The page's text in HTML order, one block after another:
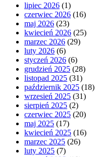
lipiec 2026 (1)
czerwiec 2026 (16)
maj 2026 (23)
kwiecień 2026 (25)
marzec 2026 (29)
luty 2026 (6)
styczeń 2026 (6)
grudzień 2025 (28)
listopad 2025 (31)
październik 2025 (18)
wrzesień 2025 (31)
sierpień 2025 (2)
czerwiec 2025 (20)
maj 2025 (17)
kwiecień 2025 (16)
marzec 2025 (26)
luty 2025 (7)